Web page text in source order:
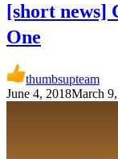
[short
One
thumbsupteam
June 4, 2018March